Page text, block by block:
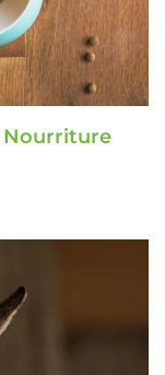
Nourriture